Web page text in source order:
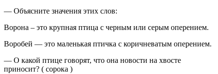
— Объясните значения этих слов:
Ворона – это крупная птица с черным или серым оперением.
Воробей — это маленькая птичка с коричневатым оперением.
— О какой птице говорят, что она новости на хвосте
приносит? ( сорока )